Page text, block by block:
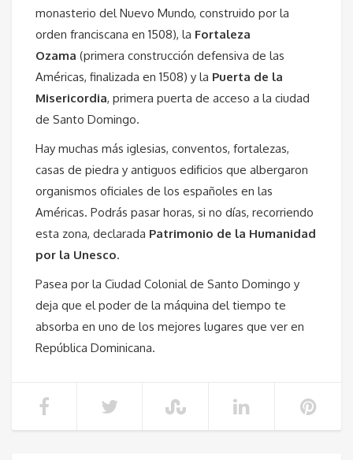
monasterio del Nuevo Mundo, construido por la
orden franciscana en 1508), la Fortaleza
Ozama (primera construcción defensiva de las
Américas, finalizada en 1508) y la Puerta de la
Misericordia, primera puerta de acceso a la ciudad
de Santo Domingo.
Hay muchas más iglesias, conventos, fortalezas,
casas de piedra y antiguos edificios que albergaron
organismos oficiales de los españoles en las
Américas. Podrás pasar horas, si no días, recorriendo
esta zona, declarada Patrimonio de la Humanidad
por la Unesco.
Pasea por la Ciudad Colonial de Santo Domingo y
deja que el poder de la máquina del tiempo te
absorba en uno de los mejores lugares que ver en
República Dominicana.